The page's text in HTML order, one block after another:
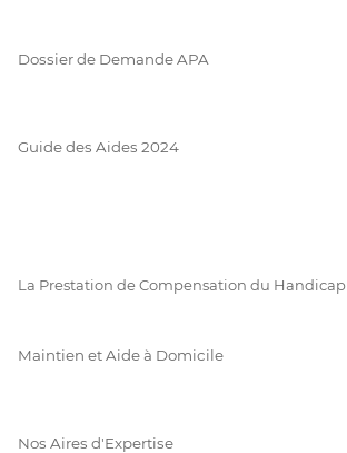
Dossier de Demande APA
Guide des Aides 2024
La Prestation de Compensation du Handicap
Maintien et Aide à Domicile
Nos Aires d'Expertise